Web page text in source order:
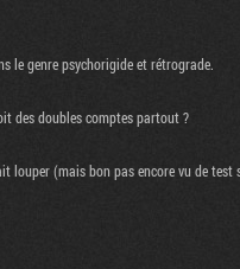
le genre psychorigide et rétrograde.
des doubles comptes partout ?
louper (mais bon pas encore vu de test